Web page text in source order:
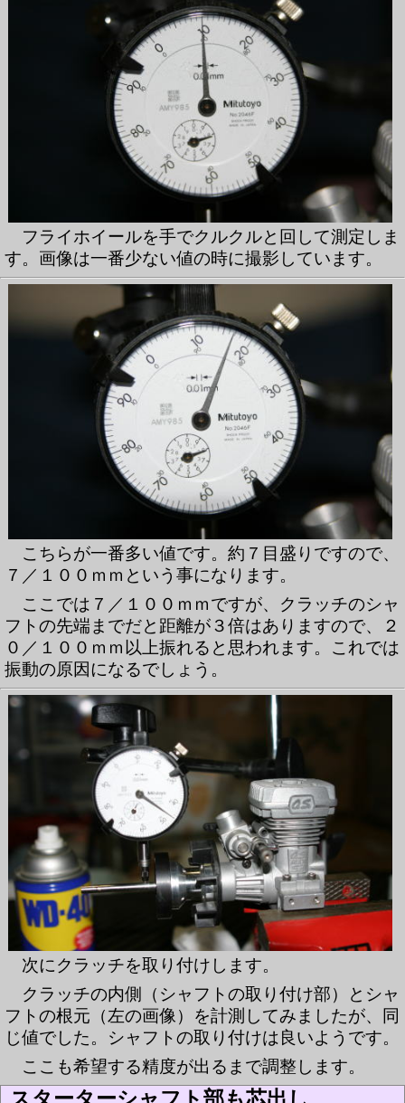
フライホイールを手でクルクルと回して測定しま
す。画像は一番少ない値の時に撮影しています。
こちらが一番多い値です。約７目盛りですので、
７／１００ｍｍという事になります。
ここでは７／１００ｍｍですが、クラッチのシャ
フトの先端までだと距離が３倍はありますので、２
０／１００ｍｍ以上振れると思われます。これでは
振動の原因になるでしょう。
次にクラッチを取り付けします。
クラッチの内側（シャフトの取り付け部）とシャ
フトの根元（左の画像）を計測してみましたが、同
じ値でした。シャフトの取り付けは良いようです。
ここも希望する精度が出るまで調整します。
スターターシャフト部も芯出し